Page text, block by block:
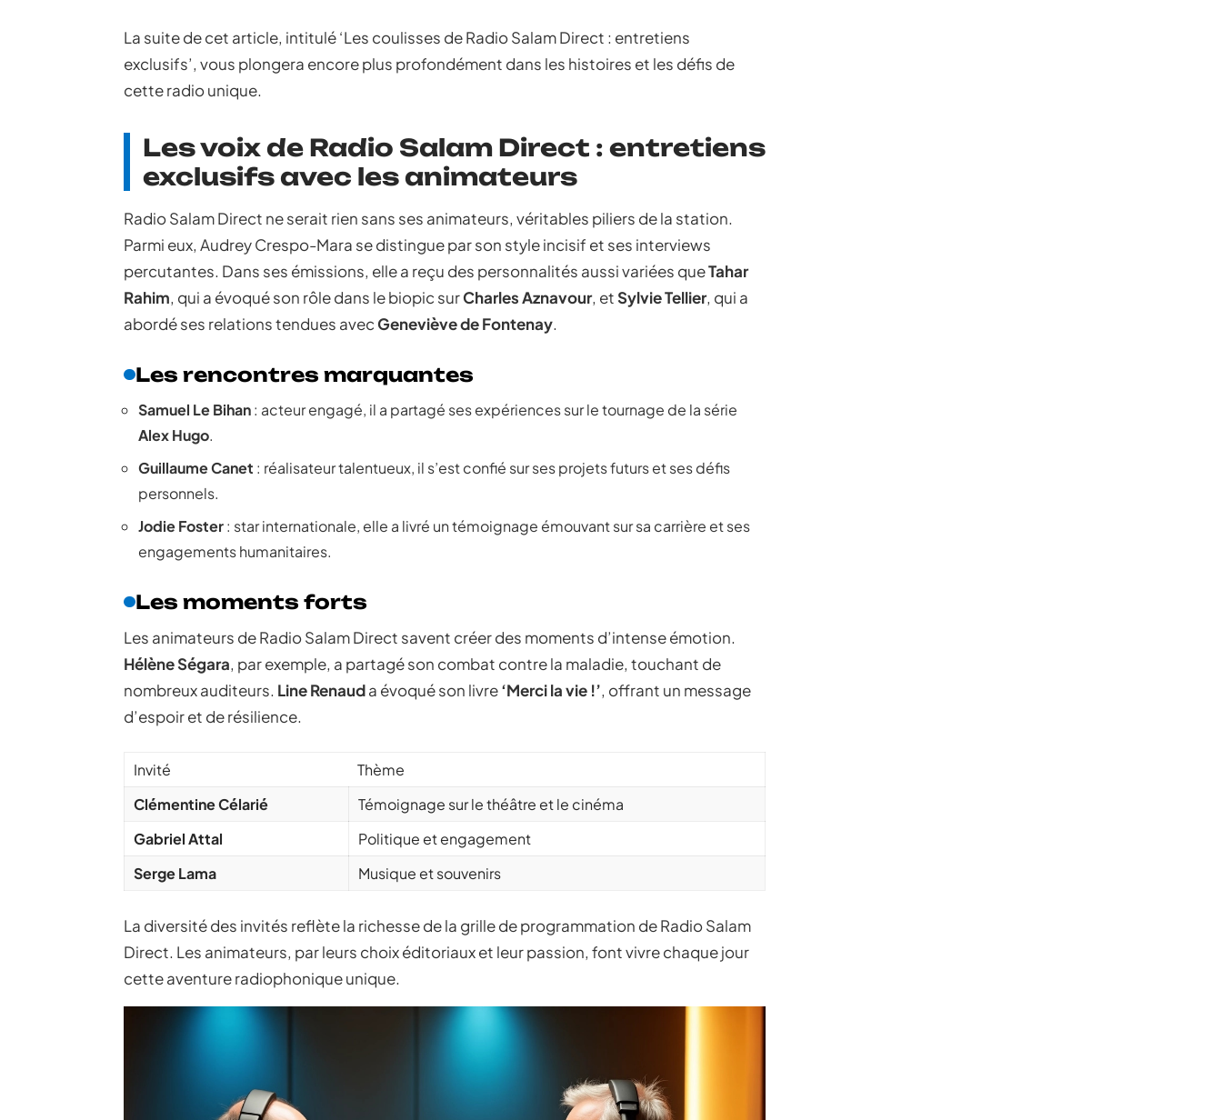
La suite de cet article, intitulé ‘Les coulisses de Radio Salam Direct : entretiens
exclusifs’, vous plongera encore plus profondément dans les histoires et les défis de
cette radio unique.
Les voix de Radio Salam Direct : entretiens
exclusifs avec les animateurs
Radio Salam Direct ne serait rien sans ses animateurs, véritables piliers de la station.
Parmi eux, Audrey Crespo-Mara se distingue par son style incisif et ses interviews
percutantes. Dans ses émissions, elle a reçu des personnalités aussi variées queTahar
Rahim, qui a évoqué son rôle dans le biopic surCharles Aznavour, et Sylvie Tellier, qui a
abordé ses relations tendues avecGeneviève de Fontenay.
Les rencontres marquantes
Samuel Le Bihan: acteur engagé, il a partagé ses expériences sur le tournage de la série
Alex Hugo.
Guillaume Canet : réalisateur talentueux, il s’est confié sur ses projets futurs et ses défis
personnels.
Jodie Foster: star internationale, elle a livré un témoignage émouvant sur sa carrière et ses
engagements humanitaires.
Les moments forts
Les animateurs de Radio Salam Direct savent créer des moments d’intense émotion.
Hélène Ségara, par exemple, a partagé son combat contre la maladie, touchant de
nombreux auditeurs. Line Renauda évoqué son livre‘Merci la vie !’, offrant un message
d’espoir et de résilience.
Invité
Thème
Clémentine Célarié
Témoignage sur le théâtre et le cinéma
Gabriel Attal
Politique et engagement
Serge Lama
Musique et souvenirs
La diversité des invités reflète la richesse de la grille de programmation de Radio Salam
Direct. Les animateurs, par leurs choix éditoriaux et leur passion, font vivre chaque jour
cette aventure radiophonique unique.